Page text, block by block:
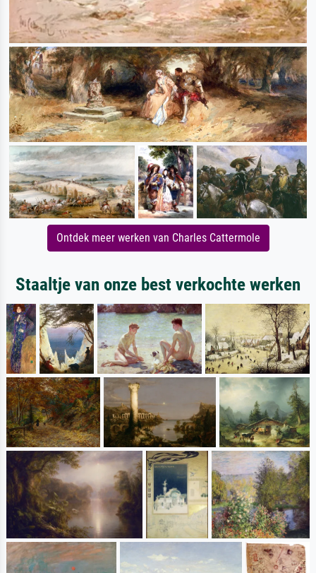
Ontdek meer werken van Charles Cattermole
Staaltje van onze best verkochte werken